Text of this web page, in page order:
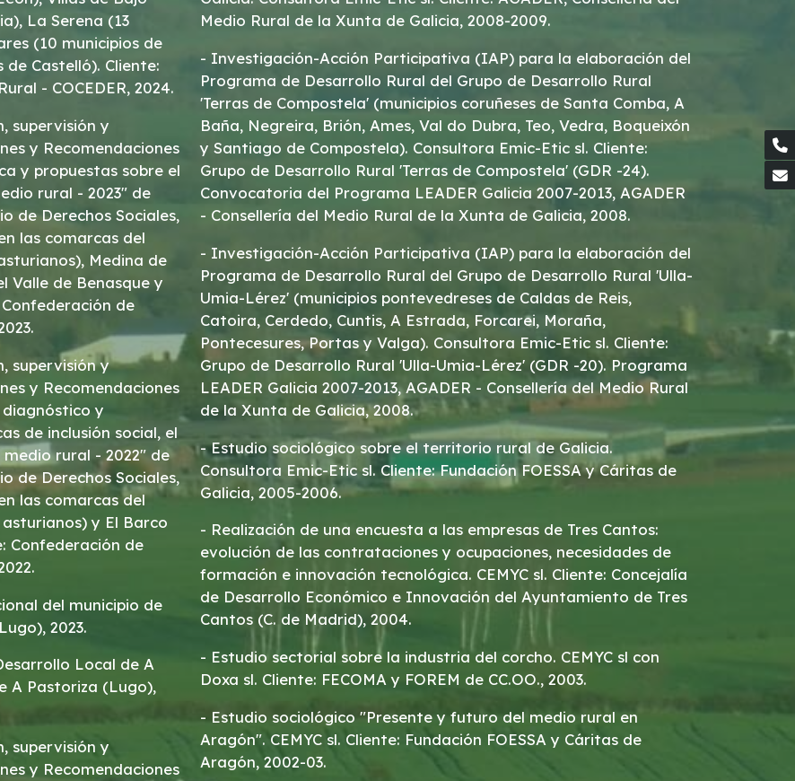
La Serena (13
(10 municipios de
Castelló). Cliente:
- COCEDER, 2024.
supervisión y
y propuestas sobre el
rural - 2023" de
de Derechos Sociales,
las comarcas del
Medina de
Valle de Benasque y
de
supervisión y
y Recomendaciones
y
de inclusión social, el
rural - 2022" de
de Derechos Sociales,
las comarcas del
y El Barco
Confederación de
del municipio de
2023.
Local de A
A Pastoriza (Lugo),
supervisión y
Medio Rural de la Xunta de Galicia, 2008-2009.
- Investigación-Acción Participativa (IAP) para la elaboración del
Programa de Desarrollo Rural del Grupo de Desarrollo Rural
'Terras de Compostela' (municipios coruñeses de Santa Comba, A
Baña, Negreira, Brión, Ames, Val do Dubra, Teo, Vedra, Boqueixón
y Santiago de Compostela). Consultora Emic-Etic sl. Cliente:
Grupo de Desarrollo Rural 'Terras de Compostela' (GDR -24).
Convocatoria del Programa LEADER Galicia 2007-2013, AGADER
- Consellería del Medio Rural de la Xunta de Galicia, 2008.
- Investigación-Acción Participativa (IAP) para la elaboración del
Programa de Desarrollo Rural del Grupo de Desarrollo Rural 'Ulla-
Umia-Lérez' (municipios pontevedreses de Caldas de Reis,
Catoira, Cerdedo, Cuntis, A Estrada, Forcarei, Moraña,
Pontecesures, Portas y Valga). Consultora Emic-Etic sl. Cliente:
Grupo de Desarrollo Rural 'Ulla-Umia-Lérez' (GDR -20). Programa
LEADER Galicia 2007-2013, AGADER - Consellería del Medio Rural
de la Xunta de Galicia, 2008.
- Estudio sociológico sobre el territorio rural de Galicia.
Consultora Emic-Etic sl. Cliente: Fundación FOESSA y Cáritas de
Galicia, 2005-2006.
- Realización de una encuesta a las empresas de Tres Cantos:
evolución de las contrataciones y ocupaciones, necesidades de
formación e innovación tecnológica. CEMYC sl. Cliente: Concejalía
de Desarrollo Económico e Innovación del Ayuntamiento de Tres
Cantos (C. de Madrid), 2004.
- Estudio sectorial sobre la industria del corcho. CEMYC sl con
Doxa sl. Cliente: FECOMA y FOREM de CC.OO., 2003.
- Estudio sociológico "Presente y futuro del medio rural en
Aragón". CEMYC sl. Cliente: Fundación FOESSA y Cáritas de
Aragón, 2002-03.